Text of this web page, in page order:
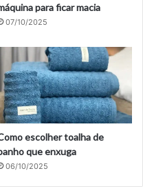
para ficar macia
07/10/2025
escolher toalha de
que enxuga
06/10/2025